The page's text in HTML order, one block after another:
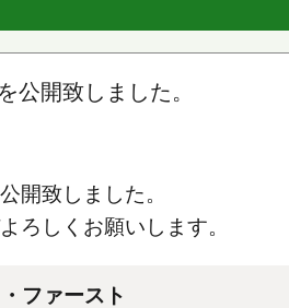
公開致しました。
開致しました。
ろしくお願いします。
ファースト